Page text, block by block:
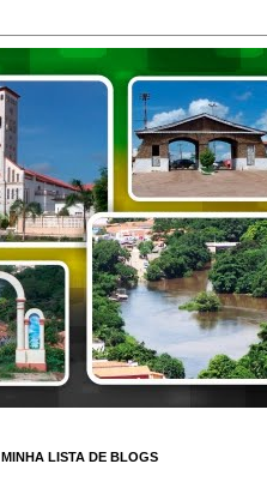
MINHA LISTA DE BLOGS